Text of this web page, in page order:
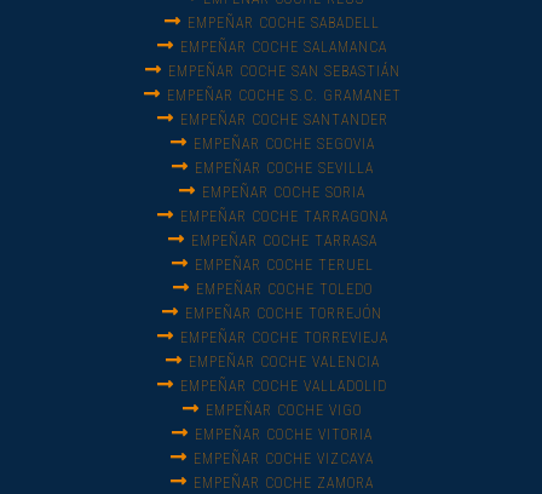
EMPEÑAR COCHE SABADELL
EMPEÑAR COCHE SALAMANCA
EMPEÑAR COCHE SAN SEBASTIÁN
EMPEÑAR COCHE S.C. GRAMANET
EMPEÑAR COCHE SANTANDER
EMPEÑAR COCHE SEGOVIA
EMPEÑAR COCHE SEVILLA
EMPEÑAR COCHE SORIA
EMPEÑAR COCHE TARRAGONA
EMPEÑAR COCHE TARRASA
EMPEÑAR COCHE TERUEL
EMPEÑAR COCHE TOLEDO
EMPEÑAR COCHE TORREJÓN
EMPEÑAR COCHE TORREVIEJA
EMPEÑAR COCHE VALENCIA
EMPEÑAR COCHE VALLADOLID
EMPEÑAR COCHE VIGO
EMPEÑAR COCHE VITORIA
EMPEÑAR COCHE VIZCAYA
EMPEÑAR COCHE ZAMORA